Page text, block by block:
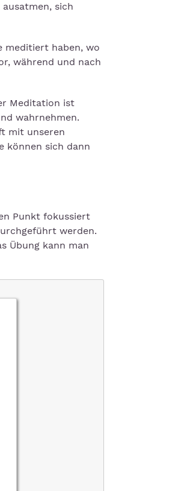
sich
meditiert haben, wo
während und nach
Meditation ist
wahrnehmen.
mit unseren
können sich dann
Punkt fokussiert
werden.
Übung kann man